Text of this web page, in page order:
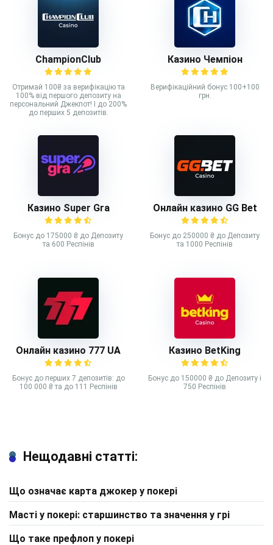
ChampionClub
Отримай 100₴ за верифікацію та
100% від першого депозиту на
персональний Джекпот! І до 200%
до перших 5 депозитів.
Казино Чемпіон
Верифікаційний бонус 100+100
грн.
Казино Super Gra
Бонус до 175000 ₴ до Депозиту
та 600 Респінів
Онлайн казино GG Bet
Бонус до 250000 ₴ до Депозиту
та 1000 Респінів
Онлайн казино 777 UA
Бонус до перших 7 депозитів: до
100 000 ₴ та до 111 Респінів
Казино BetKing
Бонус до 150000 ₴ до Депозиту і
750 Респінів
Нещодавні статті:
Що означає карта джокер у покері
Масті у покері: старшинство та значення у грі
Що таке префлоп у покері